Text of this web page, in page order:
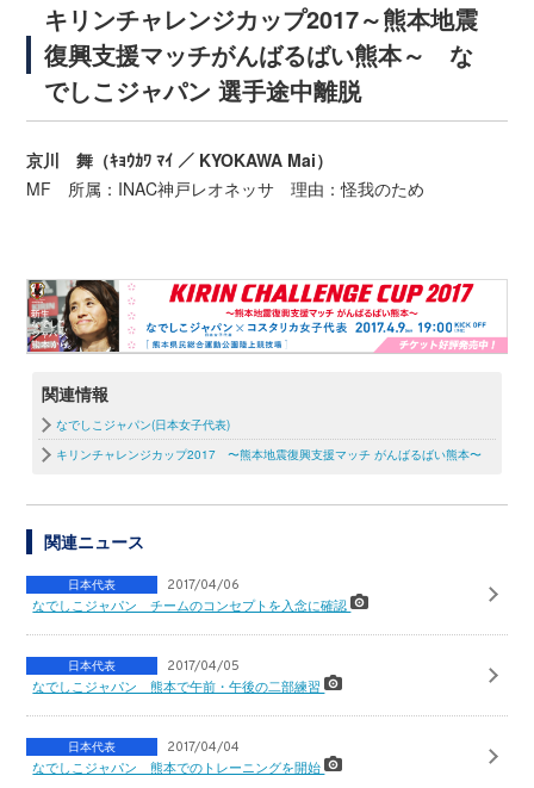
キリンチャレンジカップ2017～熊本地震
復興支援マッチがんばるばい熊本～ な
でしこジャパン 選手途中離脱
京川 舞（ｷｮｳｶﾜ ﾏｲ ／ KYOKAWA Mai）
MF 所属：INAC神戸レオネッサ 理由：怪我のため
関連情報
なでしこジャパン(日本女子代表)
キリンチャレンジカップ2017 〜熊本地震復興支援マッチ がんばるばい熊本〜
関連ニュース
日本代表 2017/04/06
なでしこジャパン チームのコンセプトを入念に確認
日本代表 2017/04/05
なでしこジャパン 熊本で午前・午後の二部練習
日本代表 2017/04/04
なでしこジャパン 熊本でのトレーニングを開始